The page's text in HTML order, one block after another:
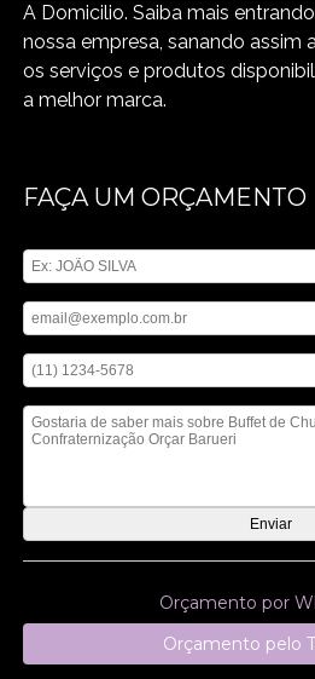
A Domicilio. Saiba mais
nossa empresa, sanando assim
os serviços e produtos
a melhor marca.
FAÇA UM ORÇAMENTO
Orçamento por
Orçamento pelo